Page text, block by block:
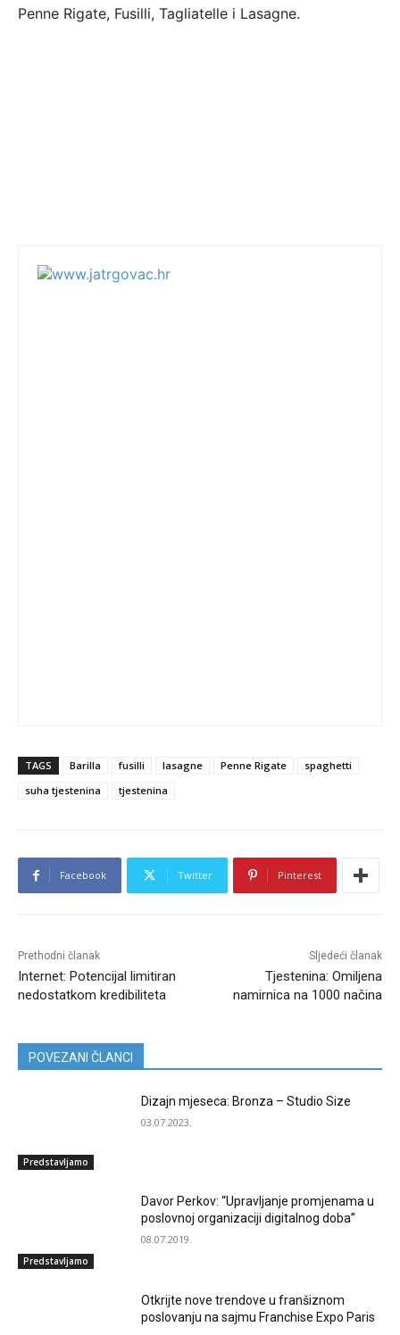
Penne Rigate, Fusilli, Tagliatelle i Lasagne.
TAGS Barilla fusilli lasagne Penne Rigate
spaghetti
suha tjestenina
tjestenina
Facebook Twitter Pinterest
Prethodni članak
Internet: Potencijal limitiran
nedostatkom kredibiliteta
Sljedeći članak
Tjestenina: Omiljena
namirnica na 1000 načina
POVEZANI ČLANCI
Predstavljamo
Dizajn mjeseca: Bronza – Studio Size
03.07.2023.
Predstavljamo
Davor Perkov: “Upravljanje promjenama u
poslovnoj organizaciji digitalnog doba”
08.07.2019.
Otkrijte nove trendove u franšiznom
poslovanju na sajmu Franchise Expo Paris